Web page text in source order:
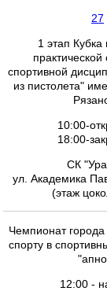
27
1 этап Кубка
практической
спортивной
из пистолета"
10:00-
18:00-
СК
ул. Академика
(этаж
Чемпионат
спорту в
12:00 -